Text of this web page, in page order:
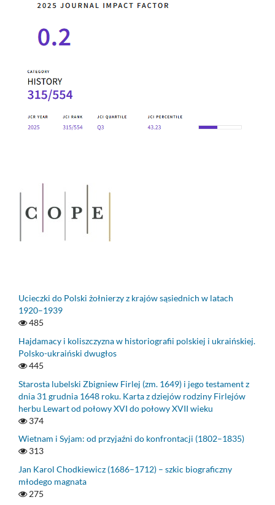
Ucieczki do Polski żołnierzy z krajów sąsiednich w latach
1920–1939
485
Hajdamacy i koliszczyzna w historiografii polskiej i ukraińskiej.
Polsko-ukraiński dwugłos
445
Starosta lubelski Zbigniew Firlej (zm. 1649) i jego testament z
dnia 31 grudnia 1648 roku. Karta z dziejów rodziny Firlejów
herbu Lewart od połowy XVI do połowy XVII wieku
374
Wietnam i Syjam: od przyjaźni do konfrontacji (1802–1835)
313
Jan Karol Chodkiewicz (1686–1712) – szkic biograficzny
młodego magnata
275